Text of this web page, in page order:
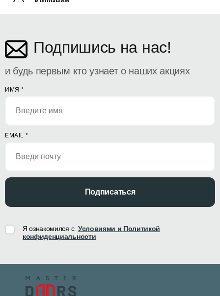
Кишинёв
Подпишись на нас!
и будь первым кто узнает о наших акциях
ИМЯ *
EMAIL *
Подписаться
Я ознакомился с Условиями и Политикой
конфиденциальности